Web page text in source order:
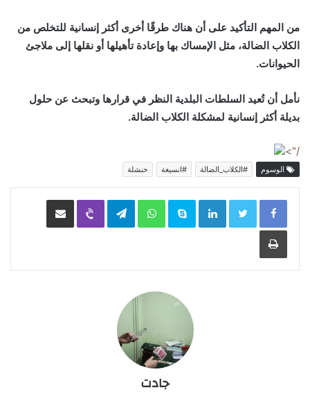
من المهم التأكيد على أن هناك طرقًا أخرى أكثر إنسانية للتخلص من
الكلاب الضالة، مثل الإمساك بها وإعادة تأهيلها أو نقلها إلى ملاجئ
الحيوانات.
نأمل أن تُعيد السلطات البلدية النظر في قرارها وتبحث عن حلول
بديلة أكثر إنسانية لمشكلة الكلاب الضالة.
/">
الوسوم #الكلاب_الضالة #انسيغة خنشلة
LinkedIn
Skype
WhatsApp
Telegram
Viber مشاركة عبر البريد
طباعة
جادت